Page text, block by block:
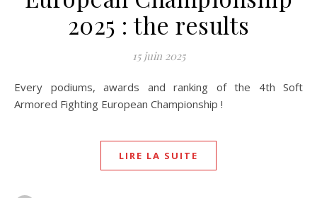
2025 : the results
15 juin 2025
Every podiums, awards and ranking of the 4th Soft
Armored Fighting European Championship !
LIRE LA SUITE